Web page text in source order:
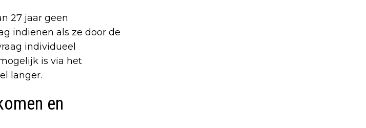
27 jaar geen
indienen als ze door de
individueel
is via het
langer.
en